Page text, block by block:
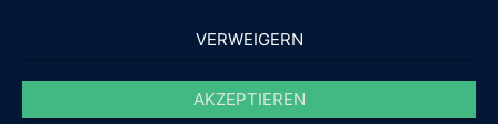
VERWEIGERN
AKZEPTIEREN